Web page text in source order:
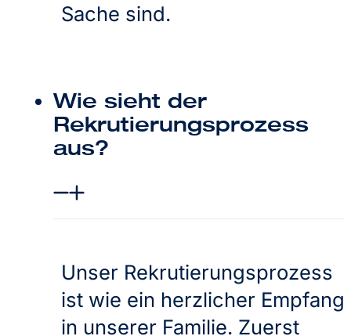
Sache sind.
Wie sieht der
Rekrutierungsprozess
aus?
Unser Rekrutierungsprozess
ist wie ein herzlicher Empfang
in unserer Familie. Zuerst